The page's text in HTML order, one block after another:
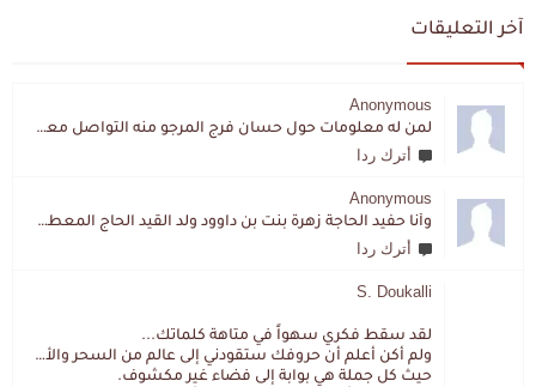
آخر التعليقات
Anonymous
لمن له معلومات حول حسان فرج المرجو منه التواصل معي لقد اختفى تماما و كانت لي به علاقة تواصل خاصة
أترك ردا
Anonymous
وأنا حفيد الحاجة زهرة بنت بن داوود ولد القيد الحاج المعطي المزمزي . ولا نمتلك من إرثه شيئا .
أترك ردا
S. Doukalli
لقد سقط فكري سهواً في متاهة كلماتك...
ولم أكن أعلم أن حروفك ستقودني إلى عالم من السحر والألغاز،
حيث كل جملة هي بوابة إلى فضاء غير مكشوف.